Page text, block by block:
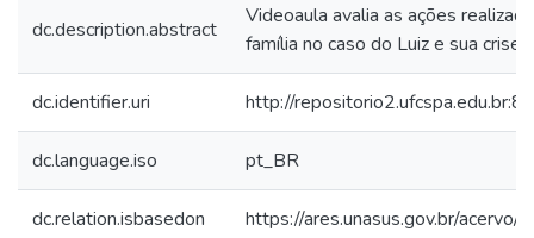
dc.description.abstract
Videoaula avalia as ações
família no caso do Luiz e sua crise
dc.identifier.uri http://
dc.language.iso pt_BR
dc.relation.isbasedon https://ares.unasus.gov.br/